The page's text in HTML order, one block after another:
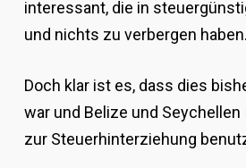
interessant, die in
und nichts zu verbergen haben.
Doch klar ist es, dass dies
war und Belize und
zur Steuerhinterziehung